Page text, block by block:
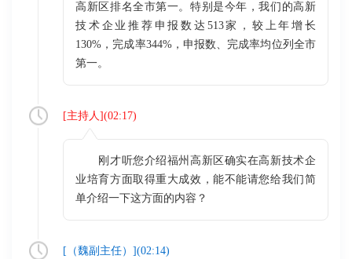
高新区排名全市第一。特别是今年，我们的高新
技术企业推荐申报数达513家，较上年增长
130%，完成率344%，申报数、完成率均位列全市
第一。
[主持人](02:17)
刚才听您介绍福州高新区确实在高新技术企
业培育方面取得重大成效，能不能请您给我们简
单介绍一下这方面的内容？
[（魏副主任）](02:14)